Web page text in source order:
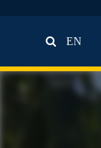
EN